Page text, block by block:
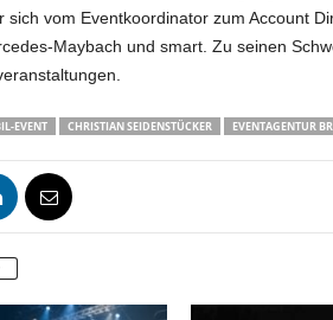
sich vom Eventkoordinator zum Account
Maybach und smart. Zu seinen
EVENT CHRISTIAN SEIDENSTÜCKER EVENTAGENTUR